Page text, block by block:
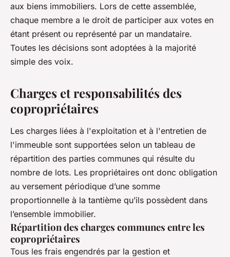
aux biens immobiliers. Lors de cette assemblée,
chaque membre a le droit de participer aux votes en
étant présent ou représenté par un mandataire.
Toutes les décisions sont adoptées à la majorité
simple des voix.
Charges et responsabilités des
copropriétaires
Les charges liées à l'exploitation et à l'entretien de
l'immeuble sont supportées selon un tableau de
répartition des parties communes qui résulte du
nombre de lots. Les propriétaires ont donc obligation
au versement périodique d’une somme
proportionnelle à la tantième qu’ils possèdent dans
l’ensemble immobilier.
Répartition des charges communes entre les
copropriétaires
Tous les frais engendrés par la gestion et